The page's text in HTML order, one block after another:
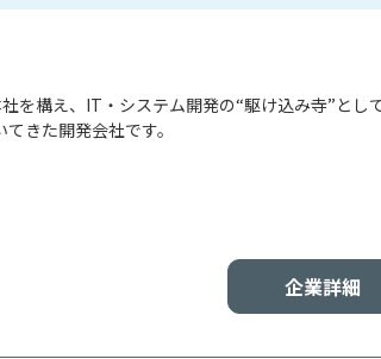
を構え、IT・システム開発の“駆け込み寺”とし
きた開発会社です。
企業詳細